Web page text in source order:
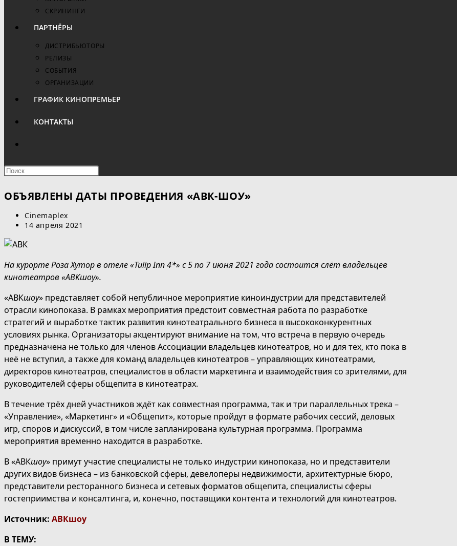
СКРИНИНГИ
ПАРТНЁРЫ
ДИСТРИБЬЮТОРЫ
РЕЛИЗЫ
СОБЫТИЯ
ОРГАНИЗАЦИИ
ГРАФИК КИНОПРЕМЬЕР
КОНТАКТЫ
ПОИСК
Нажмите
Escape,
ОБЪЯВЛЕНЫ ДАТЫ ПРОВЕДЕНИЯ «АВК-ШОУ»
Автор
записи:
Cinemaplex
Запись
14 апреля 2021
На курорте Роза Хутор в отеле «Tulip Inn 4*» с 5 по 7 июня 2021 года состоится слёт владельцев
кинотеатров «АВКшоу».
«АВКшоу» представляет собой непубличное мероприятие киноиндустрии для представителей
отрасли кинопоказа. В рамках мероприятия предстоит совместная работа по разработке
стратегий и выработке тактик развития кинотеатрального бизнеса в высококонкурентных
условиях рынка. Организаторы акцентируют внимание на том, что встреча в первую очередь
предназначена не только для членов Ассоциации владельцев кинотеатров, но и для тех, кто пока в
неё не вступил, а также для команд владельцев кинотеатров – управляющих кинотеатрами,
директоров кинотеатров, специалистов в области маркетинга и взаимодействия со зрителями, для
руководителей сферы общепита в кинотеатрах.
В течение трёх дней участников ждёт как совместная программа, так и три параллельных трека –
«Управление», «Маркетинг» и «Общепит», которые пройдут в формате рабочих сессий, деловых
игр, споров и дискуссий, в том числе запланирована культурная программа. Программа
мероприятия временно находится в разработке.
В «АВКшоу» примут участие специалисты не только индустрии кинопоказа, но и представители
других видов бизнеса – из банковской сферы, девелоперы недвижимости, архитектурные бюро,
представители ресторанного бизнеса и сетевых форматов общепита, специалисты сферы
гостеприимства и консалтинга, и, конечно, поставщики контента и технологий для кинотеатров.
Источник: АВКшоу
В ТЕМУ: